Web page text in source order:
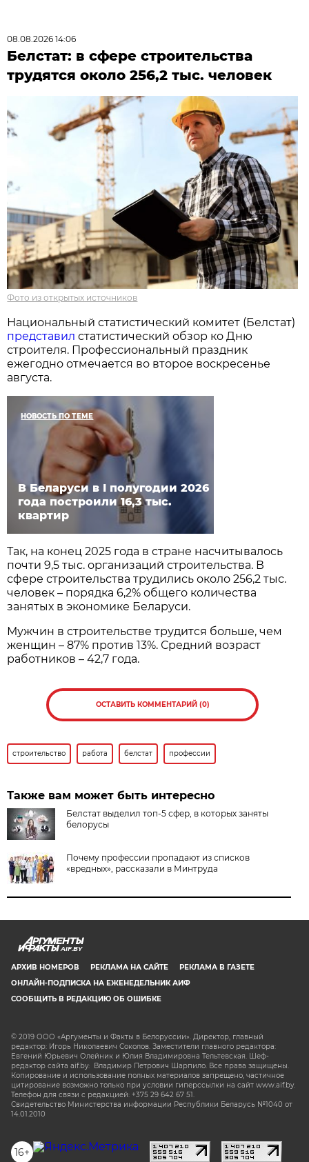
08.08.2026 14:06
Белстат: в сфере строительства
трудятся около 256,2 тыс. человек
Фото из открытых источников
Национальный статистический комитет (Белстат)
представил статистический обзор ко Дню
строителя. Профессиональный праздник
ежегодно отмечается во второе воскресенье
августа.
НОВОСТЬ ПО ТЕМЕ
В Беларуси в I полугодии 2026
года построили 16,3 тыс.
квартир
Так, на конец 2025 года в стране насчитывалось
почти 9,5 тыс. организаций строительства. В
сфере строительства трудились около 256,2 тыс.
человек – порядка 6,2% общего количества
занятых в экономике Беларуси.
Мужчин в строительстве трудится больше, чем
женщин – 87% против 13%. Средний возраст
работников – 42,7 года.
ОСТАВИТЬ КОММЕНТАРИЙ (0)
строительство работа белстат профессии
Также вам может быть интересно
Белстат выделил топ-5 сфер, в которых заняты
белорусы
Почему профессии пропадают из списков
«вредных», рассказали в Минтруда
AIF.BY
АРХИВ НОМЕРОВ РЕКЛАМА НА САЙТЕ
РЕКЛАМА В ГАЗЕТЕ
ОНЛАЙН-ПОДПИСКА НА ЕЖЕНЕДЕЛЬНИК АИФ
СООБЩИТЬ В РЕДАКЦИЮ ОБ ОШИБКЕ
© 2019 ООО «Аргументы и Факты в Белоруссии». Директор, главный
редактор: Игорь Николаевич Соколов. Заместители главного редактора:
Евгений Юрьевич Олейник и Юлия Владимировна Тельтевская. Шеф-
редактор сайта aif.by: Владимир Петрович Шарпило. Все права защищены.
Копирование и использование полных материалов запрещено, частичное
цитирование возможно только при условии гиперссылки на сайт www.aif.by.
Телефон для связи с редакцией: +375 29 642 67 51.
Свидетельство Министерства информации Республики Беларусь №1040 от
14.01.2010
16+